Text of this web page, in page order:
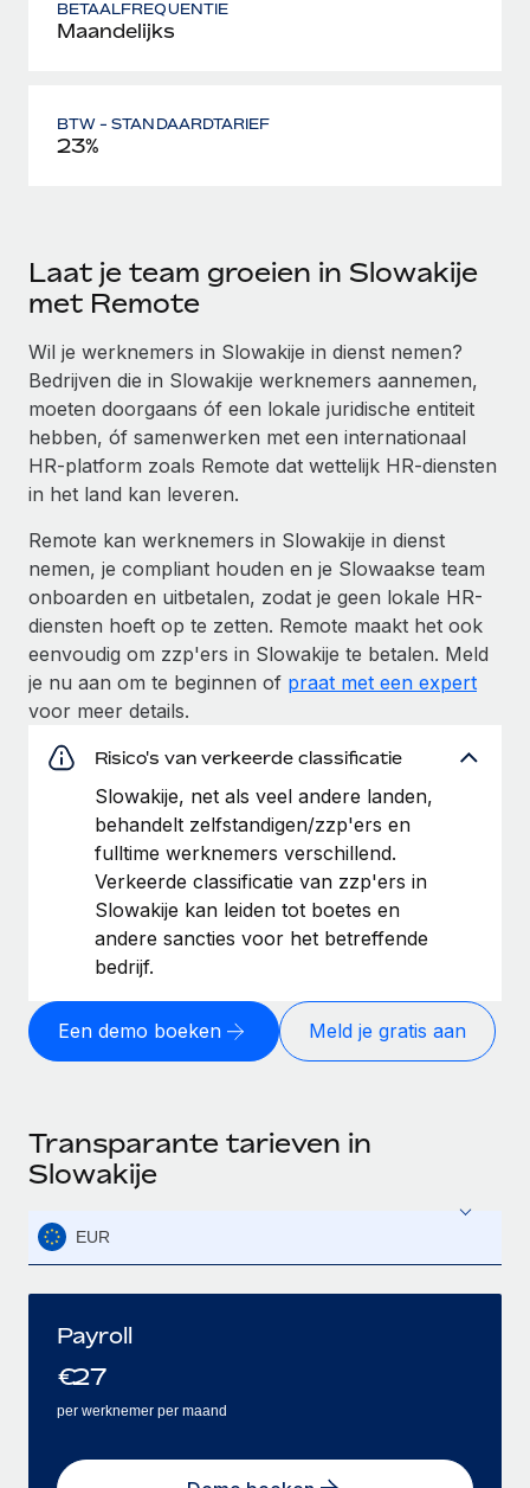
BETAALFREQUENTIE
Maandelijks
BTW - STANDAARDTARIEF
23%
Laat je team groeien in Slowakije
met Remote
Wil je werknemers in Slowakije in dienst nemen?
Bedrijven die in Slowakije werknemers aannemen,
moeten doorgaans óf een lokale juridische entiteit
hebben, óf samenwerken met een internationaal
HR-platform zoals Remote dat wettelijk HR-diensten
in het land kan leveren.
Remote kan werknemers in Slowakije in dienst
nemen, je compliant houden en je Slowaakse team
onboarden en uitbetalen, zodat je geen lokale HR-
diensten hoeft op te zetten. Remote maakt het ook
eenvoudig om zzp'ers in Slowakije te betalen. Meld
je nu aan om te beginnen of praat met een expert
voor meer details.
Risico's van verkeerde classificatie
Slowakije, net als veel andere landen,
behandelt zelfstandigen/zzp'ers en
fulltime werknemers verschillend.
Verkeerde classificatie van zzp'ers in
Slowakije kan leiden tot boetes en
andere sancties voor het betreffende
bedrijf.
Een demo boeken Meld je gratis aan
Transparante tarieven in
Slowakije
EUR
Payroll
€27
per werknemer per maand